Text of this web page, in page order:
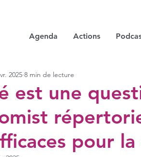
Agenda Actions
est une
pour
2025 8 min de lecture